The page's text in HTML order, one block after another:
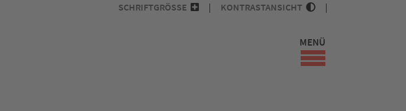
SCHRIFTGRÖSSE KONTRASTANSICHT
MENÜ